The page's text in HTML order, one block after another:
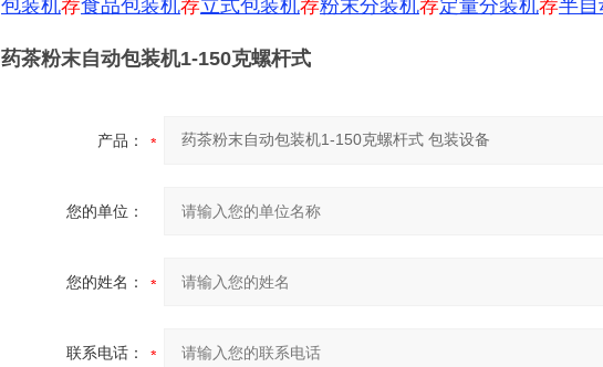
包装机荐食品包装机荐立式包装机荐粉末分装机荐定量分装机荐半自
药茶粉末自动包装机1-150克螺杆式
产品：
您的单位：
您的姓名：
联系电话：